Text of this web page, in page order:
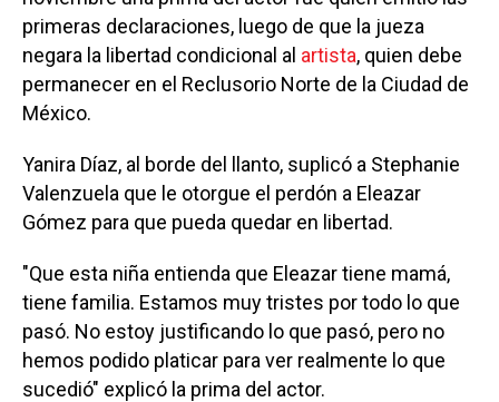
primeras declaraciones, luego de que la jueza
negara la libertad condicional al artista, quien debe
permanecer en el Reclusorio Norte de la Ciudad de
México.
Yanira Díaz, al borde del llanto, suplicó a Stephanie
Valenzuela que le otorgue el perdón a Eleazar
Gómez para que pueda quedar en libertad.
"Que esta niña entienda que Eleazar tiene mamá,
tiene familia. Estamos muy tristes por todo lo que
pasó. No estoy justificando lo que pasó, pero no
hemos podido platicar para ver realmente lo que
sucedió" explicó la prima del actor.